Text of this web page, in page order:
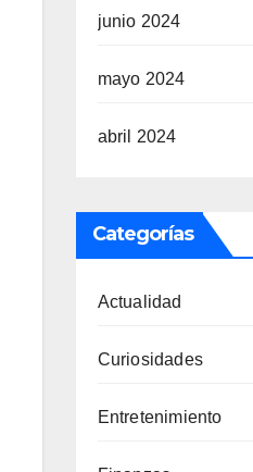
junio 2024
mayo 2024
abril 2024
Categorías
Actualidad
Curiosidades
Entretenimiento